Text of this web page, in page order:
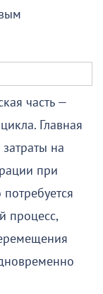
часть —
Главная
на
при
процесс,